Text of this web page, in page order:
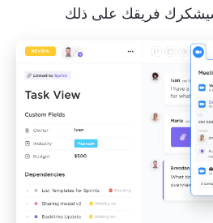
فريقك على ذلك